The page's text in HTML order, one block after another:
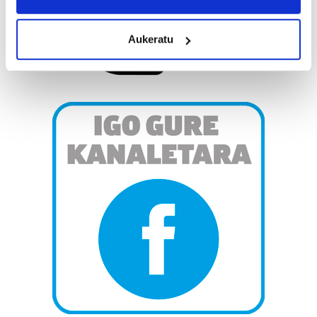
Identify your device by actively scanning it for
specific characteristics (fingerprinting)
Find out more about how your personal data is processed
Guk eta gure bazkideek zure datu pertsonalak
prozesatzen ditugu, zure IP zenbakia, besteak beste,
teknologia erabiliz, cookieak adibidez, iragarki eta eduki
pertsonalizatuak eskaintzeko, iragarkiak eta edukia
neurtzeko, jendeari buruzko informazioa biltzeko eta
produktuak garatzeko. Zure datuak nork eta zertarako
erabiltzen dituen hauta dezakezu.
Bazkide batzuek ez dizute baimenik eskatzen, eta beren
interes komertzial legitimoetan babesten dira. Ikusi gure
bazkideen zerrenda, beren ustez zein helburutarako
Aukeratu